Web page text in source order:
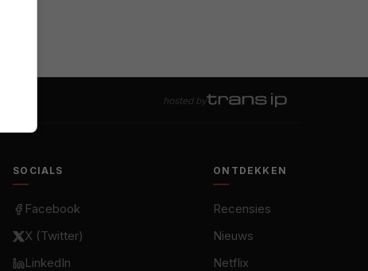
hosted by
SOCIALS
Facebook
X (Twitter)
LinkedIn
ONTDEKKEN
Recensies
Nieuws
Netflix